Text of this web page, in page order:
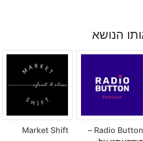
הנושא
Radio Button –
Market Shift